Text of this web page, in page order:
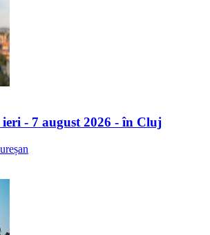
- 7 august 2026 - în Cluj